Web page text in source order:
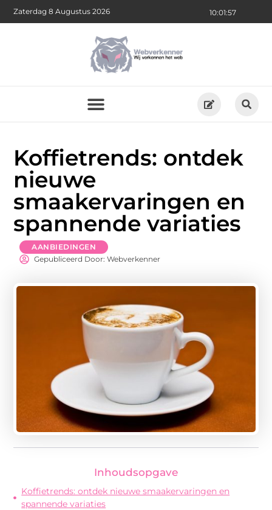
10:01:59
Zaterdag 8 Augustus 2026
Koffietrends: ontdek
nieuwe
smaakervaringen en
spannende variaties
AANBIEDINGEN
Gepubliceerd Door: Webverkenner
Inhoudsopgave
Koffietrends: ontdek nieuwe smaakervaringen en
spannende variaties